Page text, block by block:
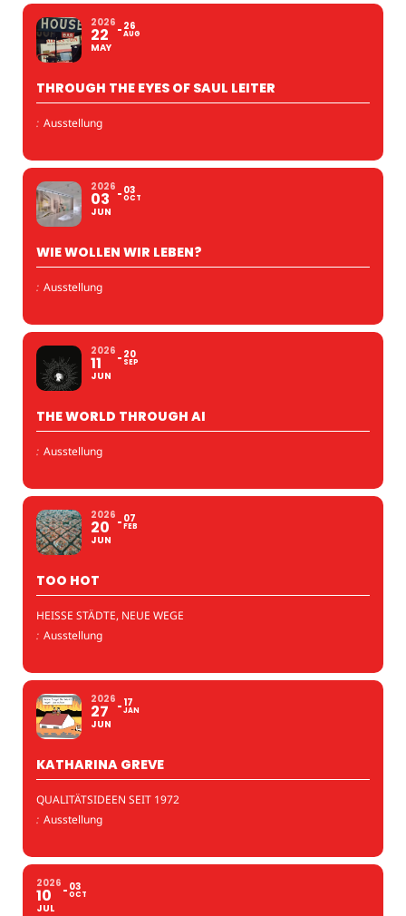
2026
22
MAY
26
AUG
THROUGH THE EYES OF SAUL LEITER
: Ausstellung
2026
03
JUN
03
OCT
WIE WOLLEN WIR LEBEN?
: Ausstellung
2026
11
JUN
20
SEP
THE WORLD THROUGH AI
: Ausstellung
2026
20
JUN
07
FEB
TOO HOT
HEISSE STÄDTE, NEUE WEGE
: Ausstellung
2026
27
JUN
17
JAN
KATHARINA GREVE
QUALITÄTSIDEEN SEIT 1972
: Ausstellung
2026
10
JUL
03
OCT